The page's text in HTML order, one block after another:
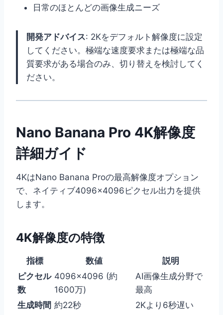
日常のほとんどの画像生成ニーズ
開発アドバイス: 2Kをデフォルト解像度に設定
してください。極端な速度要求または極端な品
質要求がある場合のみ、切り替えを検討してく
ださい。
Nano Banana Pro 4K解像度
詳細ガイド
4KはNano Banana Proの最高解像度オプション
で、ネイティブ4096×4096ピクセル出力を提供
します。
4K解像度の特徴
指標 数値
説明
ピクセル
数
4096×4096 (約
1600万)
AI画像生成分野で
最高
生成時間 約22秒
2Kより6秒遅い